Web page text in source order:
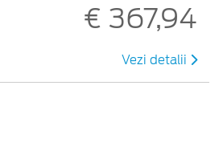
€ 367,94
Vezi detalii